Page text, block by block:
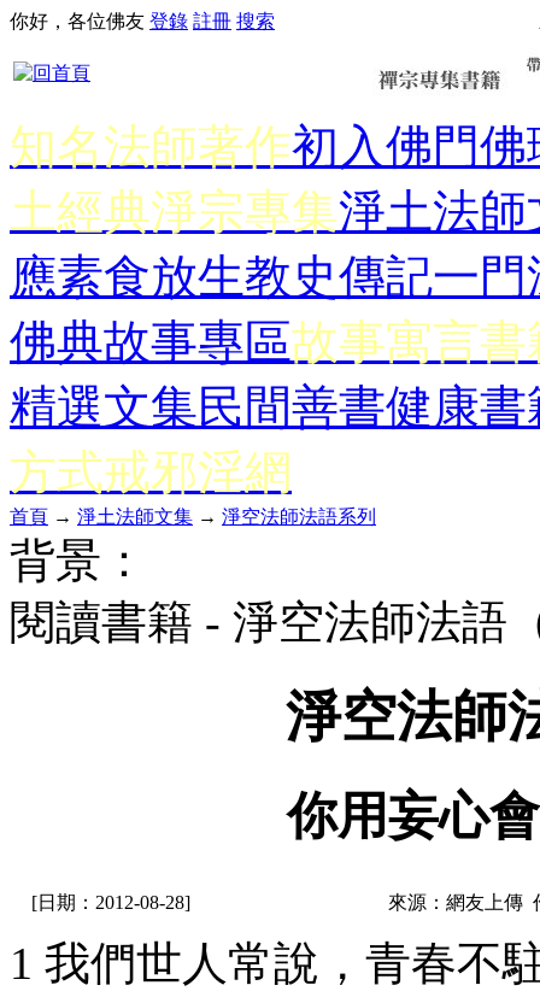
你好，各位佛友 登錄 註冊 搜索
知名法師著作初入佛門佛
土經典淨宗專集淨土法師
應素食放生教史傳記一門
佛典故事專區故事寓言書
精選文集民間善書健康書
方式戒邪淫網
首頁 → 淨土法師文集 → 淨空法師法語系列
背景：
閱讀書籍 - 淨空法師法語
淨空法師
你用妄心
[日期：2012-08-28] 來源：網友上傳
1 我們世人常說，青春不